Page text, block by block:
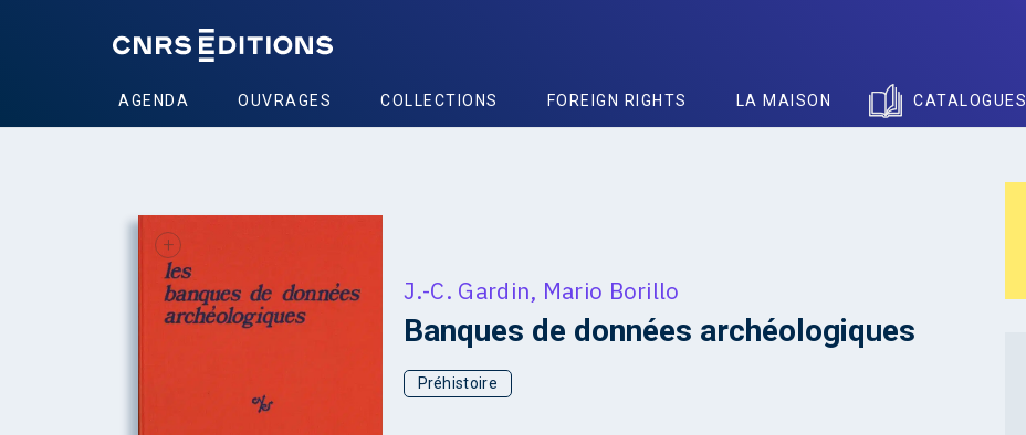
AGENDA OUVRAGES COLLECTIONS FOREIGN RIGHTS LA MAISON CATALOGUES
+
J.-C. Gardin, Mario Borillo
Banques de données archéologiques
Préhistoire